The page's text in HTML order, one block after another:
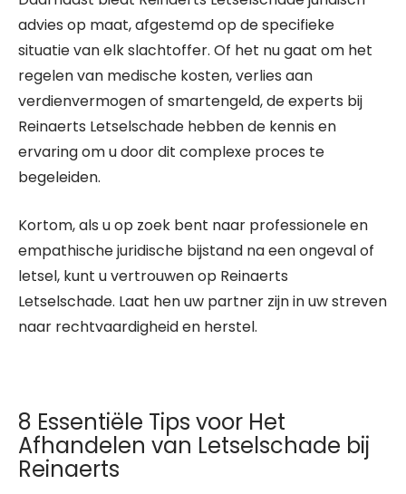
advies op maat, afgestemd op de specifieke
situatie van elk slachtoffer. Of het nu gaat om het
regelen van medische kosten, verlies aan
verdienvermogen of smartengeld, de experts bij
Reinaerts Letselschade hebben de kennis en
ervaring om u door dit complexe proces te
begeleiden.
Kortom, als u op zoek bent naar professionele en
empathische juridische bijstand na een ongeval of
letsel, kunt u vertrouwen op Reinaerts
Letselschade. Laat hen uw partner zijn in uw streven
naar rechtvaardigheid en herstel.
8 Essentiële Tips voor Het
Afhandelen van Letselschade bij
Reinaerts